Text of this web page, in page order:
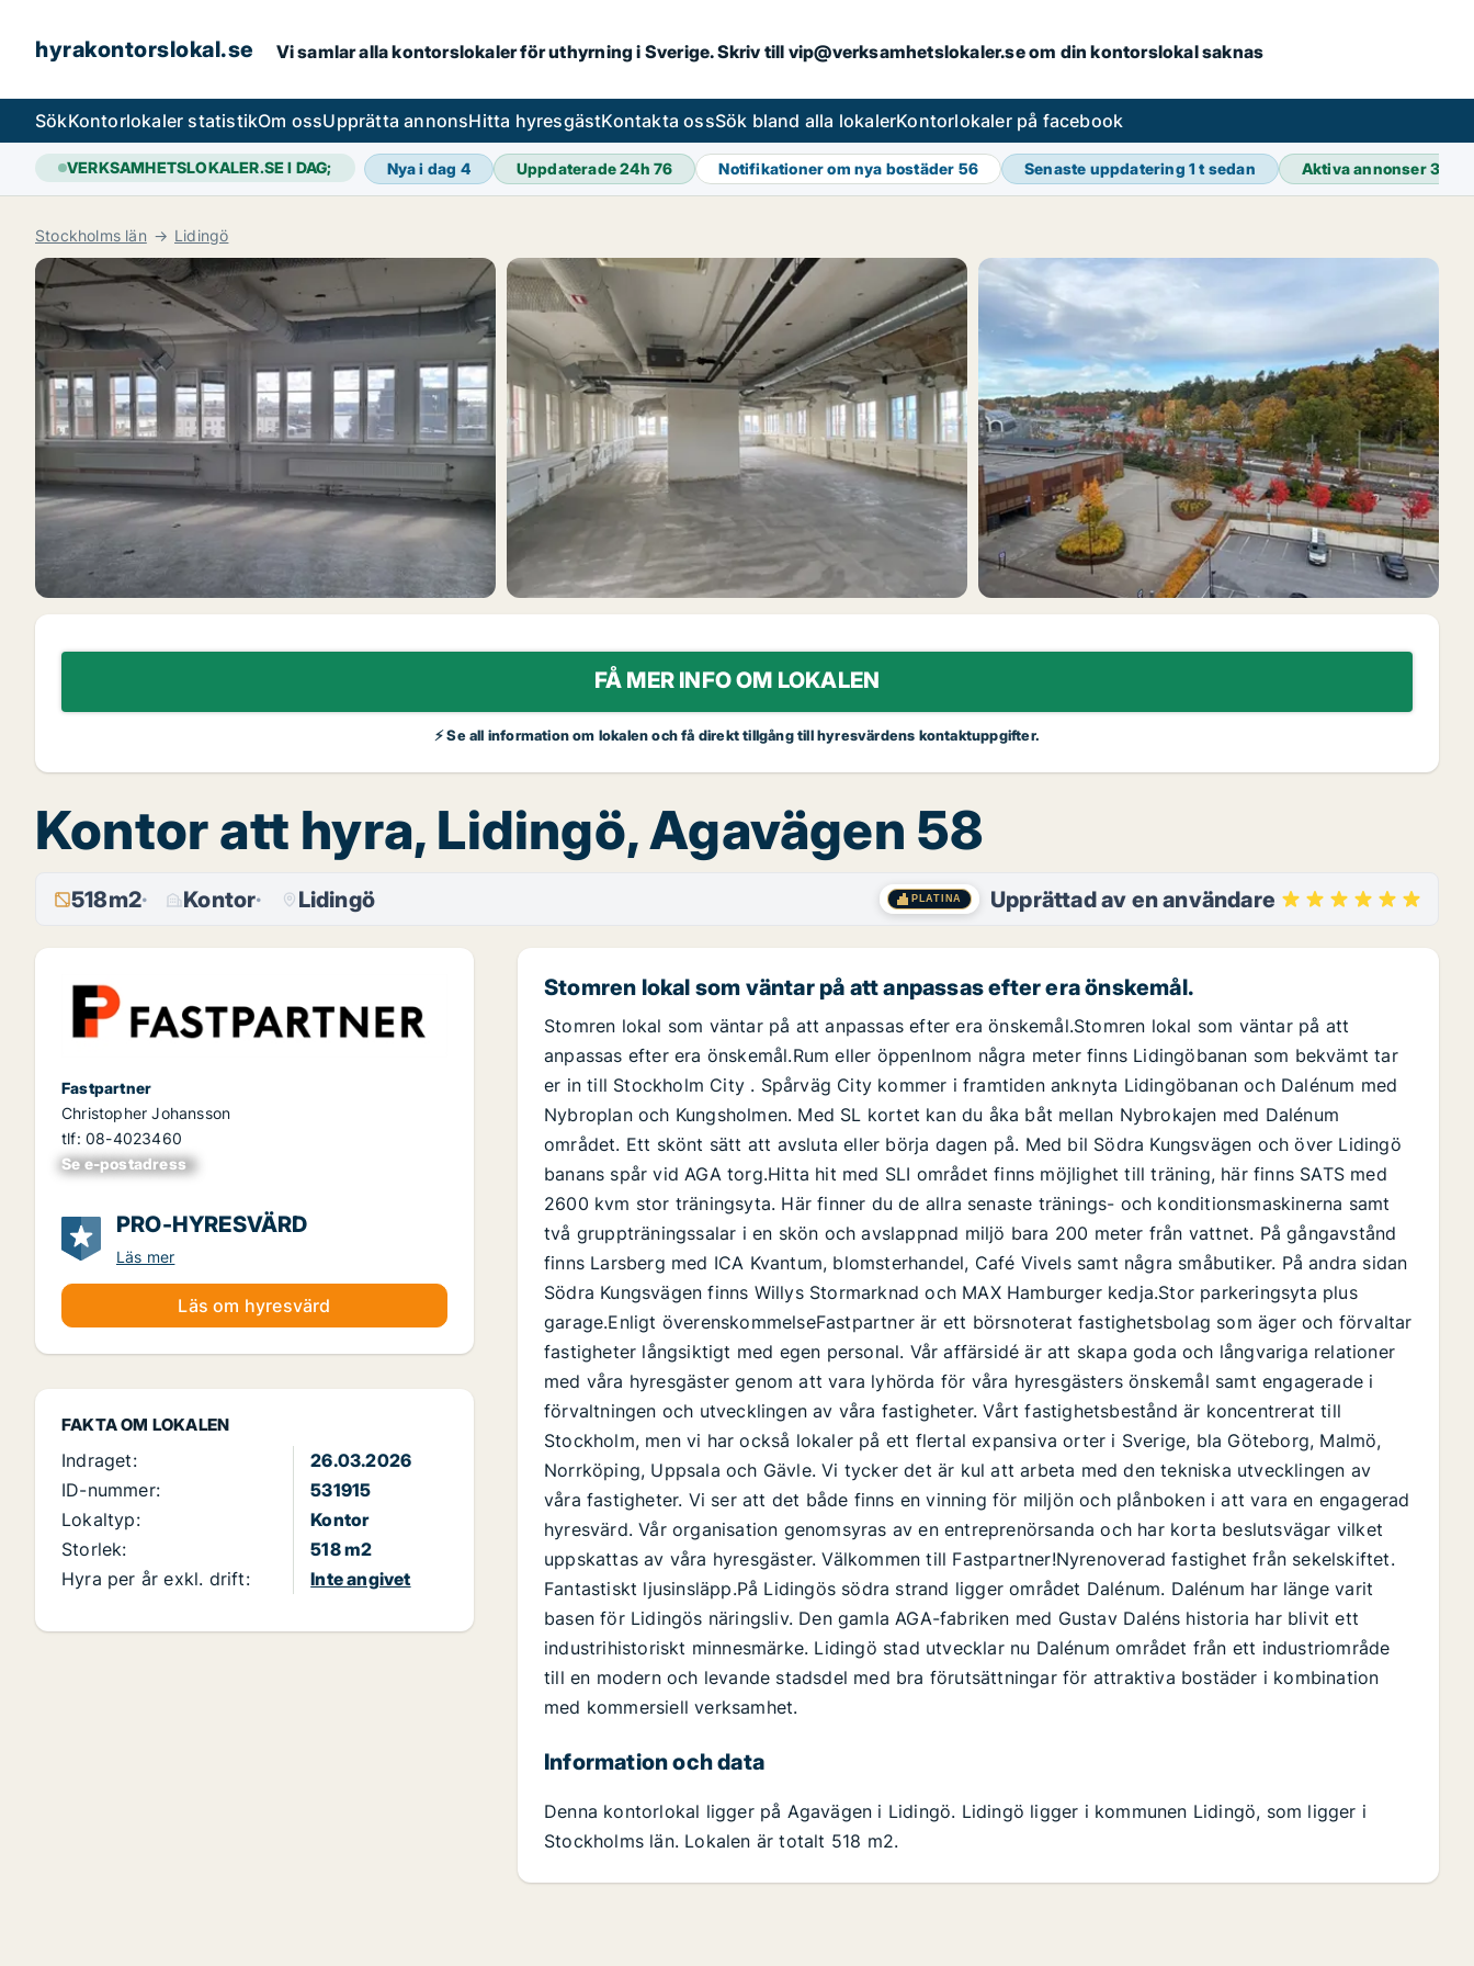
hyrakontorslokal.se Vi samlar alla kontorslokaler för uthyrning i Sverige. Skriv till vip@verksamhetslokaler.se om din kontorslokal saknas
SökKontorlokaler statistikOm ossUpprätta annonsHitta hyresgästKontakta ossSök bland alla lokalerKontorlokaler på facebook
VERKSAMHETSLOKALER.SE I DAG; Nya i dag 4 Uppdaterade 24h76 Notifikationer om nya bostäder 56 Senaste uppdatering1 t sedan Aktiva annonser39
Stockholms län Lidingö
FÅ MER INFO OM LOKALEN
⚡ Se all information om lokalen och få direkt tillgång till hyresvärdens kontaktuppgifter.
Kontor att hyra, Lidingö, Agavägen 58
518m2 Kontor Lidingö PLATINA Upprättad av en användare
Fastpartner
Christopher Johansson
tlf: 08-4023460
Se e-postadress
xxxxxxxxxxxxxxx
PRO-HYRESVÄRD
Läs mer
Läs om hyresvärd
FAKTA OM LOKALEN
Indraget:
26.03.2026
ID-nummer:
531915
Lokaltyp:
Kontor
Storlek:
518 m2
Hyra per år exkl. drift:
Inte angivet
Stomren lokal som väntar på att anpassas efter era önskemål.
Stomren lokal som väntar på att anpassas efter era önskemål.Stomren lokal som väntar på att
anpassas efter era önskemål.Rum eller öppenInom några meter finns Lidingöbanan som bekvämt tar
er in till Stockholm City . Spårväg City kommer i framtiden anknyta Lidingöbanan och Dalénum med
Nybroplan och Kungsholmen. Med SL kortet kan du åka båt mellan Nybrokajen med Dalénum
området. Ett skönt sätt att avsluta eller börja dagen på. Med bil Södra Kungsvägen och över Lidingö
banans spår vid AGA torg.Hitta hit med SLI området finns möjlighet till träning, här finns SATS med
2600 kvm stor träningsyta. Här finner du de allra senaste tränings- och konditionsmaskinerna samt
två gruppträningssalar i en skön och avslappnad miljö bara 200 meter från vattnet. På gångavstånd
finns Larsberg med ICA Kvantum, blomsterhandel, Café Vivels samt några småbutiker. På andra sidan
Södra Kungsvägen finns Willys Stormarknad och MAX Hamburger kedja.Stor parkeringsyta plus
garage.Enligt överenskommelseFastpartner är ett börsnoterat fastighetsbolag som äger och förvaltar
fastigheter långsiktigt med egen personal. Vår affärsidé är att skapa goda och långvariga relationer
med våra hyresgäster genom att vara lyhörda för våra hyresgästers önskemål samt engagerade i
förvaltningen och utvecklingen av våra fastigheter. Vårt fastighetsbestånd är koncentrerat till
Stockholm, men vi har också lokaler på ett flertal expansiva orter i Sverige, bla Göteborg, Malmö,
Norrköping, Uppsala och Gävle. Vi tycker det är kul att arbeta med den tekniska utvecklingen av
våra fastigheter. Vi ser att det både finns en vinning för miljön och plånboken i att vara en engagerad
hyresvärd. Vår organisation genomsyras av en entreprenörsanda och har korta beslutsvägar vilket
uppskattas av våra hyresgäster. Välkommen till Fastpartner!Nyrenoverad fastighet från sekelskiftet.
Fantastiskt ljusinsläpp.På Lidingös södra strand ligger området Dalénum. Dalénum har länge varit
basen för Lidingös näringsliv. Den gamla AGA-fabriken med Gustav Daléns historia har blivit ett
industrihistoriskt minnesmärke. Lidingö stad utvecklar nu Dalénum området från ett industriområde
till en modern och levande stadsdel med bra förutsättningar för attraktiva bostäder i kombination
med kommersiell verksamhet.
Information och data
Denna kontorlokal ligger på Agavägen i Lidingö. Lidingö ligger i kommunen Lidingö, som ligger i
Stockholms län. Lokalen är totalt 518 m2.